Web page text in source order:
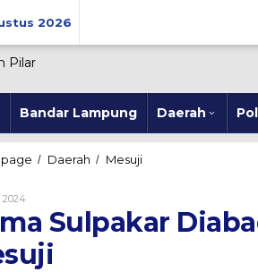
2026
Bandar Lampung Daerah
/ Daerah / MesujiNama
Nama
Oleh
Harian
Pilar
Sulpakar